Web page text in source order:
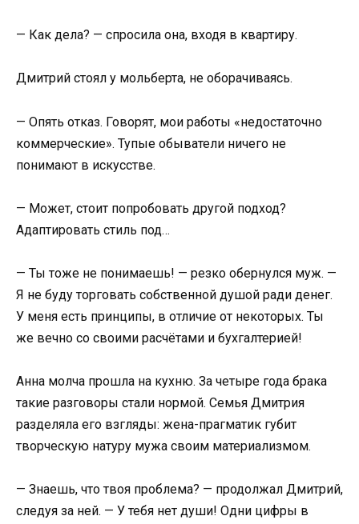
— Как дела? — спросила она, входя в квартиру.
Дмитрий стоял у мольберта, не оборачиваясь.
— Опять отказ. Говорят, мои работы «недостаточно
коммерческие». Тупые обыватели ничего не
понимают в искусстве.
— Может, стоит попробовать другой подход?
Адаптировать стиль под…
— Ты тоже не понимаешь! — резко обернулся муж. —
Я не буду торговать собственной душой ради денег.
У меня есть принципы, в отличие от некоторых. Ты
же вечно со своими расчётами и бухгалтерией!
Анна молча прошла на кухню. За четыре года брака
такие разговоры стали нормой. Семья Дмитрия
разделяла его взгляды: жена-прагматик губит
творческую натуру мужа своим материализмом.
— Знаешь, что твоя проблема? — продолжал Дмитрий,
следуя за ней. — У тебя нет души! Одни цифры в